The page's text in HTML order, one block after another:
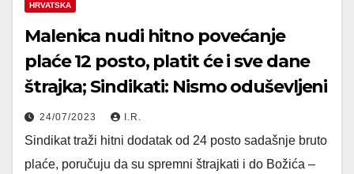
HRVATSKA
Malenica nudi hitno povećanje
plaće 12 posto, platit će i sve dane
štrajka; Sindikati: Nismo oduševljeni
24/07/2023 I.R.
Sindikat traži hitni dodatak od 24 posto sadašnje bruto
plaće, poručuju da su spremni štrajkati i do Božića –